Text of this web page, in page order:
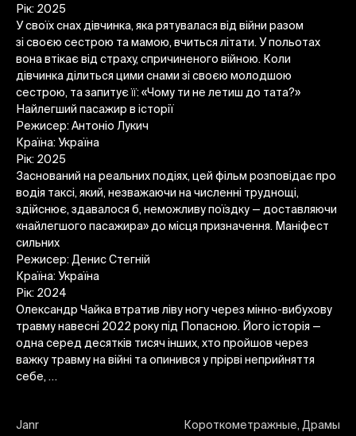
Рік: 2025
У своїх снах дівчинка, яка рятувалася від війни разом
зі своєю сестрою та мамою, вчиться літати. У польотах
вона втікає від страху, спричиненого війною. Коли
дівчинка ділиться цими снами зі своєю молодшою
сестрою, та запитує її: «Чому ти не летиш до тата?»
Найлегший пасажир в історії
Режисер: Антоніо Лукич
Країна: Україна
Рік: 2025
Заснований на реальних подіях, цей фільм розповідає про
водія таксі, який, незважаючи на численні труднощі,
здійснює, здавалося б, неможливу поїздку — доставляючи
«найлегшого пасажира» до місця призначення. Маніфест
сильних
Режисер: Денис Стегній
Країна: Україна
Рік: 2024
Олександр Чайка втратив ліву ногу через мінно-вибухову
травму навесні 2022 року під Попасною. Його історія —
одна серед десятків тисяч інших, хто пройшов через
важку травму на війні та опинився у прірві неприйняття
себе, …
Janr Короткометражные, Драмы